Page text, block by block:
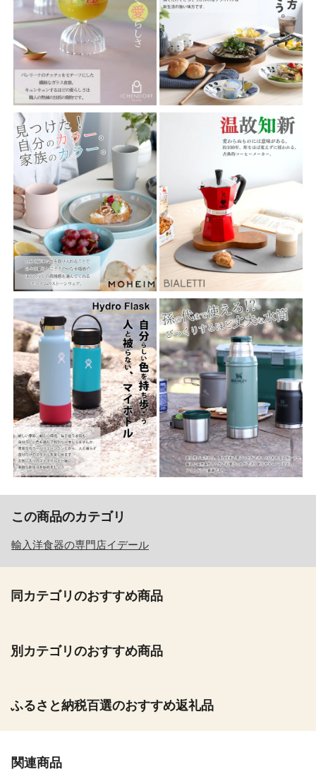
この商品のカテゴリ
輸入洋食器の専門店イデール
同カテゴリのおすすめ商品
別カテゴリのおすすめ商品
ふるさと納税百選のおすすめ返礼品
関連商品